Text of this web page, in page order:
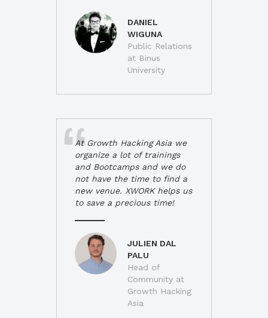
DANIEL
WIGUNA
Public Relations
at Binus
University
At Growth Hacking Asia we
organize a lot of trainings
and Bootcamps and we do
not have the time to find a
new venue. XWORK helps us
to save a precious time!
JULIEN DAL
PALU
Head of
Community at
Growth Hacking
Asia